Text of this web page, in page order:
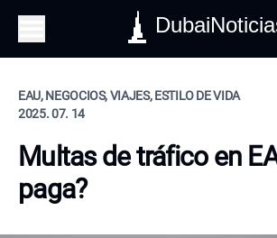
EAU, NEGOCIOS, VIAJES, ESTILO DE VIDA
2025. 07. 14
Multas de tráfico en
paga?